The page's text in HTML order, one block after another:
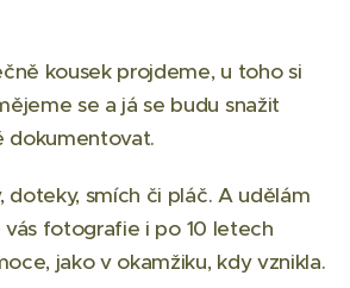
kousek projdeme, u toho si
se a já se budu snažit
dokumentovat.
doteky, smích či pláč. A udělám
fotografie i po 10 letech
jako v okamžiku, kdy vznikla.